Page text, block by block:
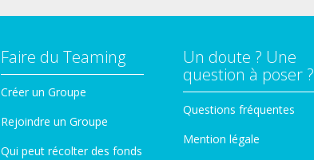
Faire du Teaming
Créer un Groupe
Rejoindre un Groupe
Qui peut récolter des fonds
Un doute ? Une
question à poser ?
Questions fréquentes
Mention légale